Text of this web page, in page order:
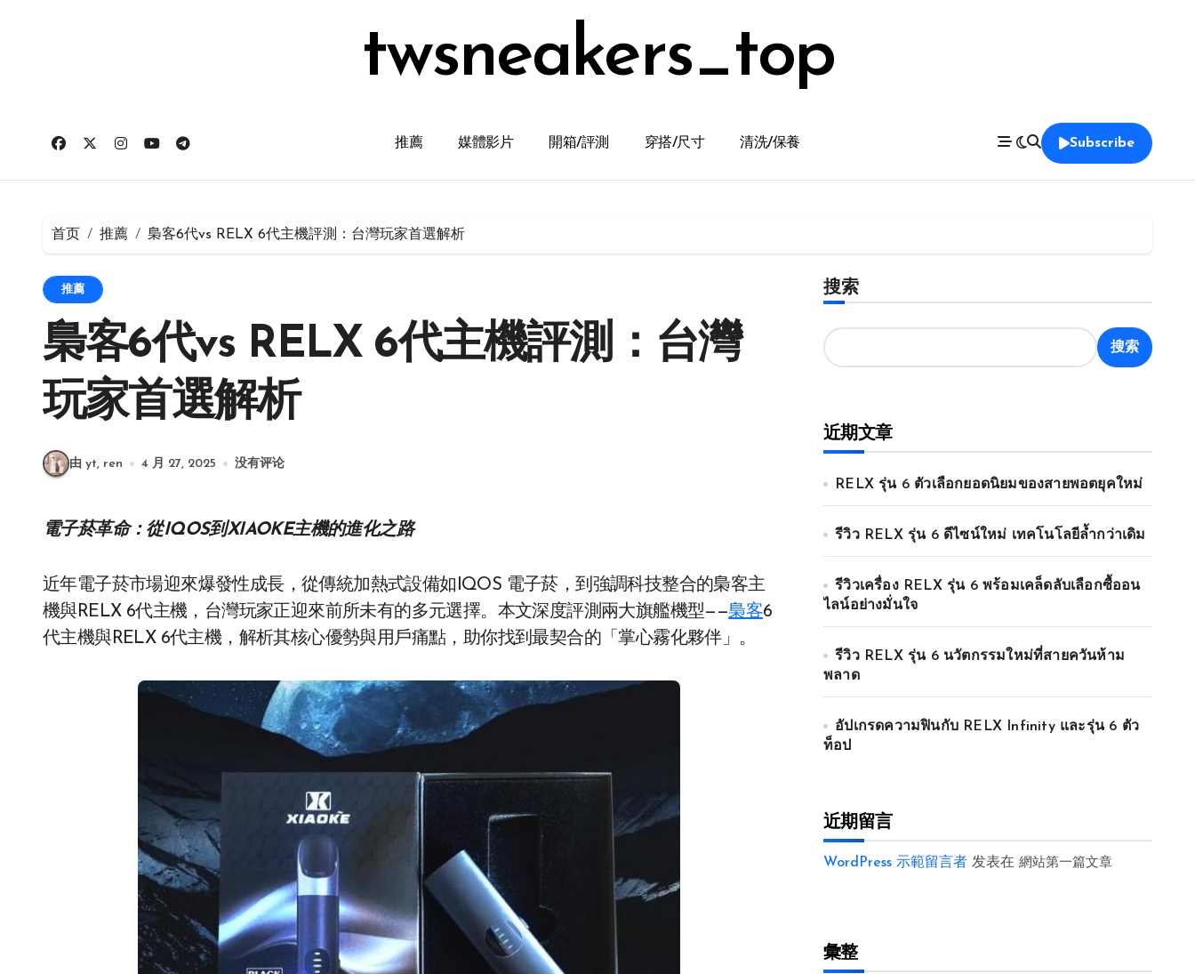
twsneakers_top
推薦 媒體影片 開箱/評測 穿搭/尺寸 清洗/保養 Subscribe
首页 推薦 梟客6代vs RELX 6代主機評測：台灣玩家首選解析
推薦
梟客6代vs RELX 6代主機評測：台灣
玩家首選解析
由 yt, ren 4 月 27, 2025 没有评论
電子菸革命：從IQOS到XIAOKE主機的進化之路
近年電子菸市場迎來爆發性成長，從傳統加熱式設備如IQOS 電子菸，到強調科技整合的梟客主
機與RELX 6代主機，台灣玩家正迎來前所未有的多元選擇。本文深度評測兩大旗艦機型——梟客6
代主機與RELX 6代主機，解析其核心優勢與用戶痛點，助你找到最契合的「掌心霧化夥伴」。
搜索
搜索
近期文章
RELX รุ่น 6 ตัวเลือกยอดนิยมของสายพอตยุคใหม่
รีวิว RELX รุ่น 6 ดีไซน์ใหม่ เทคโนโลยีล้ำกว่าเดิม
รีวิวเครื่อง RELX รุ่น 6 พร้อมเคล็ดลับเลือกซื้ออน
ไลน์อย่างมั่นใจ
รีวิว RELX รุ่น 6 นวัตกรรมใหม่ที่สายควันห้าม
พลาด
อัปเกรดความฟินกับ RELX Infinity และรุ่น 6 ตัว
ท็อป
近期留言
WordPress 示範留言者 发表在 網站第一篇文章
彙整